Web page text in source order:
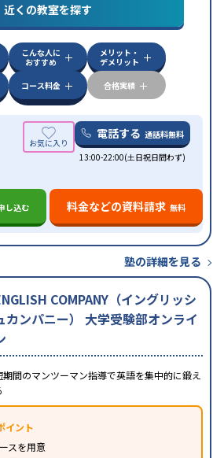
貫校生に対応授業の振替可能
にPC・タブレットを利用オンライン対応1
受講可能
近くの教室を探す
こんな人に
おすすめ
メリット・
デメリット
コース料金 合格実績
電話する 通話料無料
13:00-22:00(土日祝日問わず)
し込む 料金などの資料請求 無料
塾の詳細を見る
COMPANY（イングリッシ
カンパニー） 大学受験部オンライ
期間のマンツーマン指導で英語を集中的に鍛え
イント
スを用意